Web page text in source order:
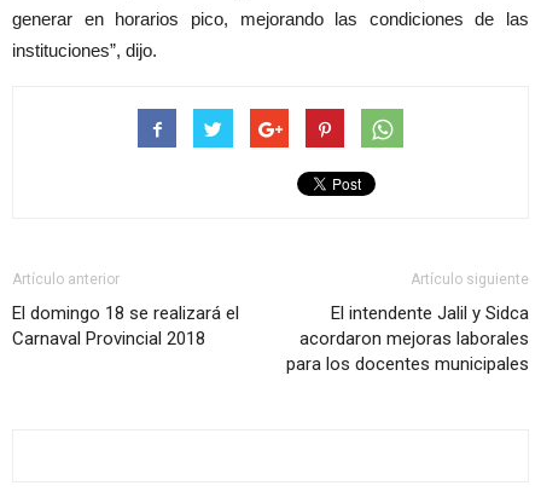
generar en horarios pico, mejorando las condiciones de las
instituciones”, dijo.
Artículo anterior
El domingo 18 se realizará el
Carnaval Provincial 2018
Artículo siguiente
El intendente Jalil y Sidca
acordaron mejoras laborales
para los docentes municipales